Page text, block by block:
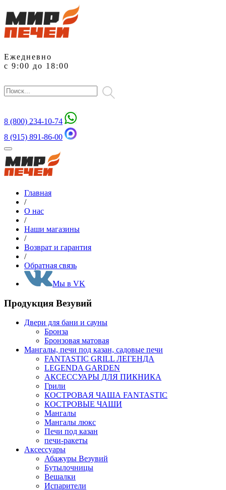
Ежедневно
с 9:00 до 18:00
8 (800) 234-10-74
8 (915) 891-86-00
Главная
/
О нас
/
Наши магазины
/
Возврат и гарантия
/
Обратная связь
Мы в VK
Продукция Везувий
Двери для бани и сауны
Бронза
Бронзовая матовая
Мангалы, печи под казан, садовые печи
FANTASTIC GRILL ЛЕГЕНДА
LEGENDA GARDEN
АКСЕССУАРЫ ДЛЯ ПИКНИКА
Грили
КОСТРОВАЯ ЧАША FANTASTIC
КОСТРОВЫЕ ЧАШИ
Мангалы
Мангалы люкс
Печи под казан
печи-ракеты
Аксессуары
Абажуры Везувий
Бутылочницы
Вешалки
Испарители